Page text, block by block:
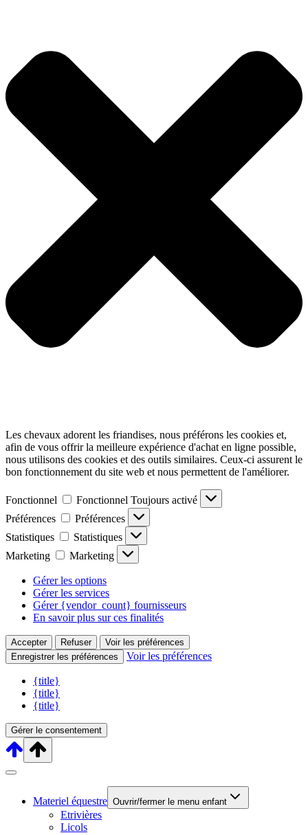
Les chevaux adorent les friandises, nous préférons les cookies et,
afin de vous offrir la meilleure expérience d'achat en ligne possible,
nous utilisons des cookies et des outils similaires. Ceux-ci assurent le
bon fonctionnement du site web et nous permettent de l'améliorer.
Fonctionnel Fonctionnel Toujours activé
Préférences
Préférences
Statistiques
Statistiques
Marketing
Marketing
Gérer les options
Gérer les services
Gérer {vendor_count} fournisseurs
En savoir plus sur ces finalités
Accepter Refuser
Voir les préférences
Enregistrer les préférences
Voir les préférences
{title}
{title}
{title}
Gérer le consentement
Materiel équestre Ouvrir/fermer le menu enfant
Etrivières
Licols